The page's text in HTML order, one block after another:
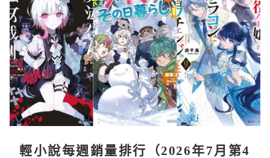
輕小說每週銷量排行（2026年7月第4